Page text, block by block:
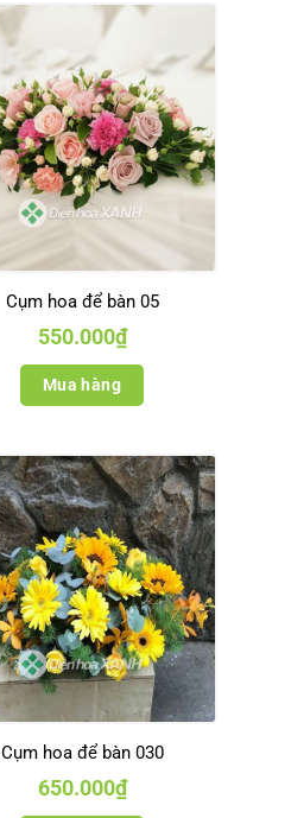
Cụm hoa để bàn 05
550.000₫
Mua hàng
Cụm hoa để bàn 030
650.000₫